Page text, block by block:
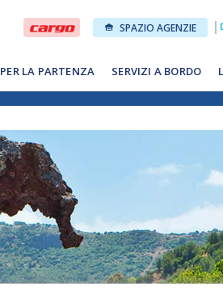
PER LA PARTENZA SERVIZI A BORDO
SPAZIO AGENZIE